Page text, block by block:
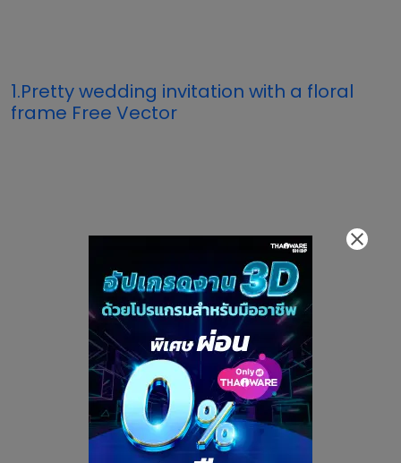
1.Pretty wedding invitation with a floral
frame Free Vector